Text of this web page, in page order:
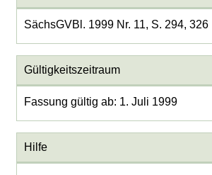
SächsGVBl. 1999 Nr. 11, S. 294, 326
Gültigkeitszeitraum
Fassung gültig ab: 1. Juli 1999
Hilfe